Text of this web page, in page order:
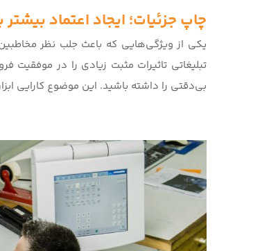
چاپ جزئیات؛ ایجاد اعتماد بیشتر
یکی از ویژگی‌هایی که باعث جلب نظر
تبلیغاتی تاثیرات مثبت زیادی را در موفقیت
بی‌دقتی را داشته باشید. این موضوع کارایی